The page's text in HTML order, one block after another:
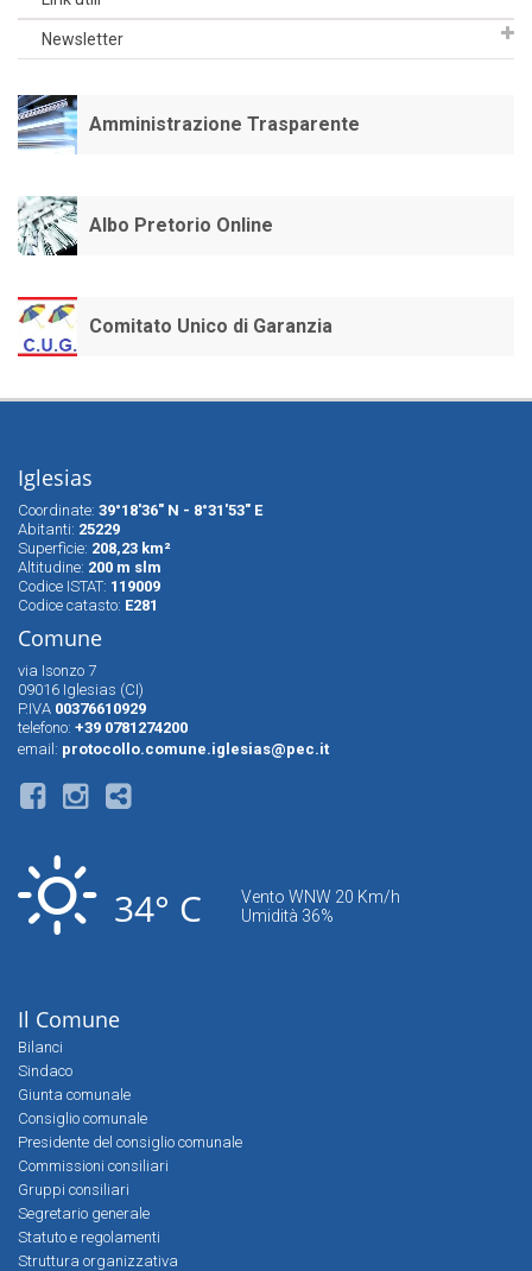
Newsletter
Amministrazione Trasparente
Albo Pretorio Online
Comitato Unico di Garanzia
Iglesias
Coordinate: 39°18'36" N - 8°31'53" E
Abitanti: 25229
Superfìcie: 208,23 km²
Altitudine: 200 m slm
Codice ISTAT: 119009
Codice catasto: E281
Comune
via Isonzo 7
09016 Iglesias (CI)
P.IVA 00376610929
telefono: +39 0781274200
email: protocollo.comune.iglesias@pec.it
34° C
Vento WNW 20 Km/h
Umidità 36%
Il Comune
Bilanci
Sindaco
Giunta comunale
Consiglio comunale
Presidente del consiglio comunale
Commissioni consiliari
Gruppi consiliari
Segretario generale
Statuto e regolamenti
Struttura organizzativa